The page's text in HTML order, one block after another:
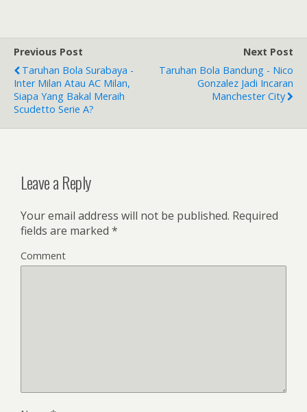
b
o
o
k
er
Previous Post
Taruhan Bola Surabaya -
Inter Milan Atau AC Milan,
Siapa Yang Bakal Meraih
Scudetto Serie A?
Next Post
Taruhan Bola Bandung - Nico
Gonzalez Jadi Incaran
Manchester City
Leave a Reply
Your email address will not be published. Required
fields are marked *
Comment